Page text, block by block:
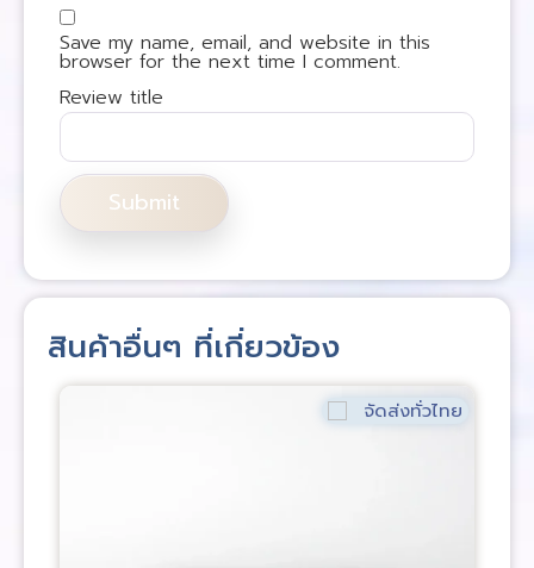
Save my name, email, and website in this
browser for the next time I comment.
Review title
สินค้าอื่นๆ ที่เกี่ยวข้อง
จัดส่งทั่วไทย